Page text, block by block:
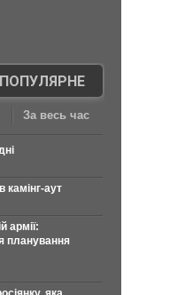
ПОПУЛЯРНЕ
За весь час
камінг-аут
армії:
планування